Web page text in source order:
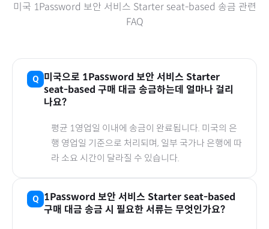
미국 1Password 보안 서비스 Starter seat-based 송금 관련
FAQ
미국으로 1Password 보안 서비스 Starter
seat-based 구매 대금 송금하는데 얼마나 걸리
나요?
평균 1영업일 이내에 송금이 완료됩니다. 미국의 은
행 영업일 기준으로 처리되며, 일부 국가나 은행에 따
라 소요 시간이 달라질 수 있습니다.
1Password 보안 서비스 Starter seat-based
구매 대금 송금 시 필요한 서류는 무엇인가요?